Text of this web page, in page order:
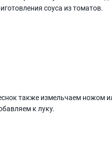
соуса из томатов.
также измельчаем ножом
к луку.